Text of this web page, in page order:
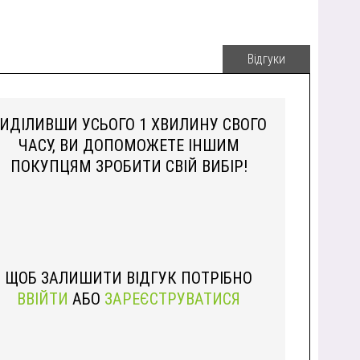
Відгуки
УСЬОГО 1 ХВИЛИНУ СВОГО
ЧАСУ, ВИ ДОПОМОЖЕТЕ ІНШИМ
ПОКУПЦЯМ ЗРОБИТИ СВІЙ ВИБІР!
ЩОБ ЗАЛИШИТИ ВІДГУК ПОТРІБНО
ВВІЙТИ АБО ЗАРЕЄСТРУВАТИСЯ